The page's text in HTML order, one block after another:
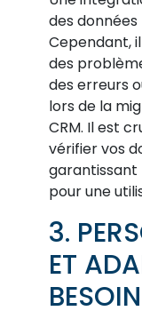
des
Cependant,
des
des erreurs
lors de la
CRM. Il est
vérifier vos
garantissant
pour une
3.
ET